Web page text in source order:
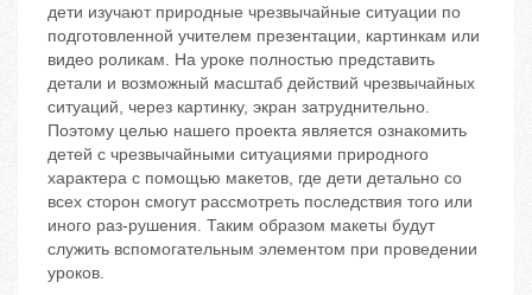
дети изучают природные чрезвычайные ситуации по
подготовленной учителем презентации, картинкам или
видео роликам. На уроке полностью представить
детали и возможный масштаб действий чрезвычайных
ситуаций, через картинку, экран затруднительно.
Поэтому целью нашего проекта является ознакомить
детей с чрезвычайными ситуациями природного
характера с помощью макетов, где дети детально со
всех сторон смогут рассмотреть последствия того или
иного раз-рушения. Таким образом макеты будут
служить вспомогательным элементом при проведении
уроков.